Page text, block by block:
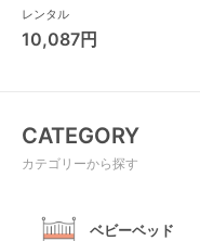
プリカ(Aprica) A型ベビ
ーカー アップリカ
(Aprica)
レンタル
10,087円
CATEGORY
カテゴリーから探す
ベビーベッド